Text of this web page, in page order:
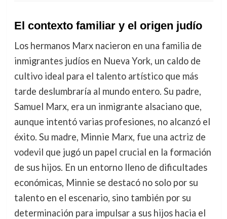
El contexto familiar y el origen judío
Los hermanos Marx nacieron en una familia de
inmigrantes judíos en Nueva York, un caldo de
cultivo ideal para el talento artístico que más
tarde deslumbraría al mundo entero. Su padre,
Samuel Marx, era un inmigrante alsaciano que,
aunque intentó varias profesiones, no alcanzó el
éxito. Su madre, Minnie Marx, fue una actriz de
vodevil que jugó un papel crucial en la formación
de sus hijos. En un entorno lleno de dificultades
económicas, Minnie se destacó no solo por su
talento en el escenario, sino también por su
determinación para impulsar a sus hijos hacia el